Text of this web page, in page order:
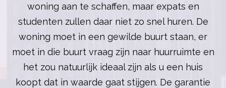
woning aan te schaffen, maar expats en
studenten zullen daar niet zo snel huren. De
woning moet in een gewilde buurt staan, er
moet in die buurt vraag zijn naar huurruimte en
het zou natuurlijk ideaal zijn als u een huis
koopt dat in waarde gaat stijgen. De garantie